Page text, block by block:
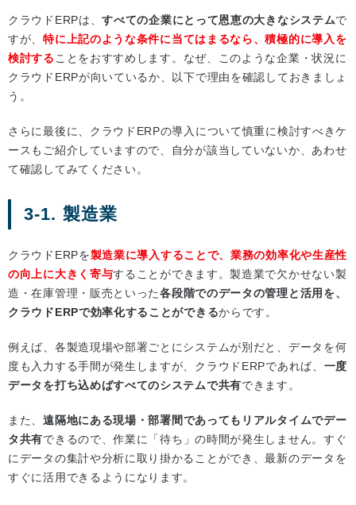
クラウドERPは、すべての企業にとって恩恵の大きなシステムで
すが、特に上記のような条件に当てはまるなら、積極的に導入を
検討することをおすすめします。なぜ、このような企業・状況に
クラウドERPが向いているか、以下で理由を確認しておきましょ
う。
さらに最後に、クラウドERPの導入について慎重に検討すべきケ
ースもご紹介していますので、自分が該当していないか、あわせ
て確認してみてください。
3-1. 製造業
クラウドERPを製造業に導入することで、業務の効率化や生産性
の向上に大きく寄与することができます。製造業で欠かせない製
造・在庫管理・販売といった各段階でのデータの管理と活用を、
クラウドERPで効率化することができるからです。
例えば、各製造現場や部署ごとにシステムが別だと、データを何
度も入力する手間が発生しますが、クラウドERPであれば、 一度
データを打ち込めばすべてのシステムで共有できます。
また、遠隔地にある現場・部署間であってもリアルタイムでデー
タ共有できるので、作業に「待ち」の時間が発生しません。すぐ
にデータの集計や分析に取り掛かることができ、最新のデータを
すぐに活用できるようになります。